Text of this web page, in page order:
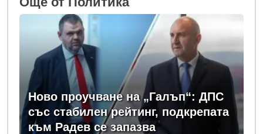
Ново проучване на „Галъп“: ДПС
със стабилен рейтинг, подкрепата
към Радев се запазва